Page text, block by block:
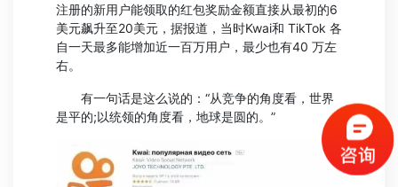
注册的新用户能领取的红包奖励金额直接从最初的6
美元飙升至20美元，据报道，当时Kwai和 TikTok 各
自一天最多能增加近一百万用户，最少也有40 万左
右。
有一句话是这么说的：“从竞争的角度看，世界
是平的;以统领的角度看，地球是圆的。”